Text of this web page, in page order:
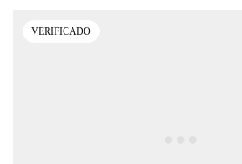
VERIFICADO